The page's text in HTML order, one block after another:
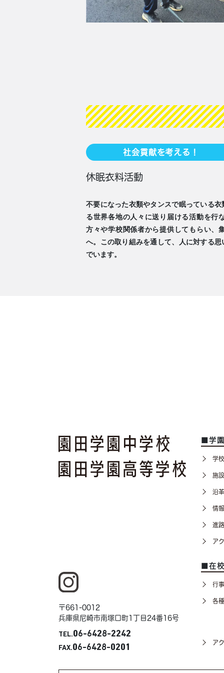
社会貢献を考える！
休眠衣料活動
不要になった衣類やタンスで眠っている
る世界各地の人々に送り届ける活動を行
方々や学校関係者から提供してもらい、
へ。この取り組みを通して、人に対する
でいます。
〒661-0012
兵庫県尼崎市南塚口町1丁目24番16号
TEL.06-6428-2242
FAX.06-6428-0201
■学
学
施
沿革
情
進
ア
■在
行
各
ア